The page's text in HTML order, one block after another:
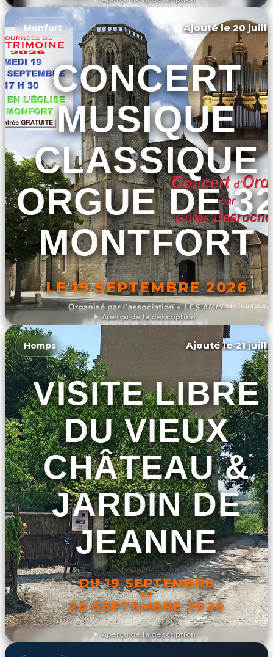
DÉCOUVRIR L'ÉVÉNEMENT
Aperçu de la description
Monfort Ajouté le 20
CONCERT
MUSIQUE
CLASSIQUE
ORGUE DE
MONTFORT
LE 19 SEPTEMBRE 2026
DÉCOUVRIR L'ÉVÉNEMENT
Aperçu de la description
Homps Ajouté le 21
VISITE LIBRE
DU VIEUX
CHÂTEAU &
JARDIN DE
JEANNE
DU 19 SEPTEMBRE
AU
20 SEPTEMBRE 2026
DÉCOUVRIR L'ÉVÉNEMENT